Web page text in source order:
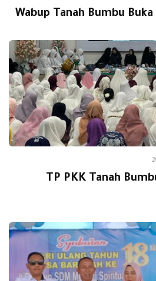
Wabup Tanah Bumbu
TP PKK Tanah